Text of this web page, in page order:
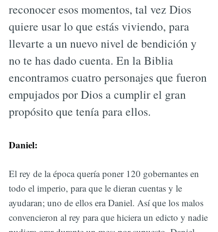
reconocer esos momentos, tal vez Dios
quiere usar lo que estás viviendo, para
llevarte a un nuevo nivel de bendición y
no te has dado cuenta. En la Biblia
encontramos cuatro personajes que fueron
empujados por Dios a cumplir el gran
propósito que tenía para ellos.
Daniel:
El rey de la época quería poner 120 gobernantes en
todo el imperio, para que le dieran cuentas y le
ayudaran; uno de ellos era Daniel. Así que los malos
convencieron al rey para que hiciera un edicto y nadie